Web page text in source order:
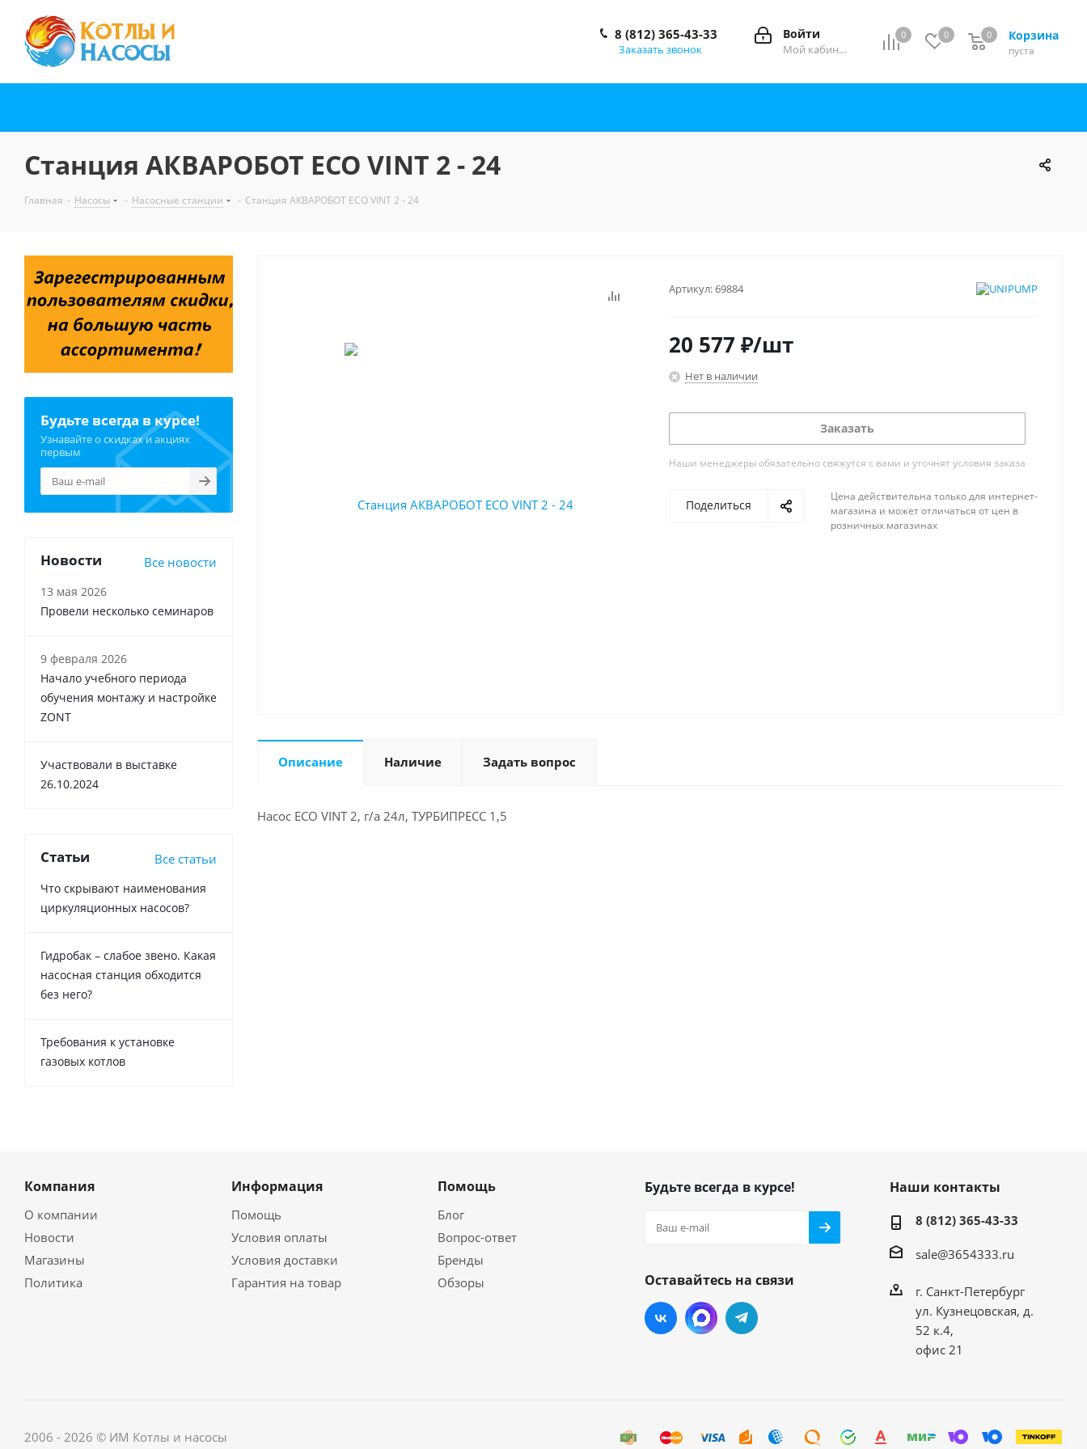
0 0 Корзина
0
пуста
0
Войти
Мой кабинет
8 (812) 365-43-33
Заказать звонок
Станция АКВАРОБОТ ECO VINT 2 - 24
Главная - Насосы - Насосные станции - Станция АКВАРОБОТ ECO VINT 2 - 24
Артикул:69884
20 577 ₽/шт
Нет в наличии
Заказать
Наши менеджеры обязательно свяжутся с вами и уточнят условия заказа
Поделиться
Цена действительна только для интернет-
магазина и может отличаться от цен в
розничных магазинах
Описание Наличие Задать вопрос
Насос ECO VINT 2, г/а 24л, ТУРБИПРЕСС 1,5
Будьте всегда в курсе!
Узнавайте о скидках и акциях
первым
Новости Все новости
13 мая 2026
Провели несколько семинаров
9 февраля 2026
Начало учебного периода
обучения монтажу и настройке
ZONT
Участвовали в выставке
26.10.2024
Статьи Все статьи
Что скрывают наименования
циркуляционных насосов?
Гидробак – слабое звено. Какая
насосная станция обходится
без него?
Требования к установке
газовых котлов
Компания
О компании
Новости
Магазины
Политика
Информация
Помощь
Условия оплаты
Условия доставки
Гарантия на товар
Помощь
Блог
Вопрос-ответ
Бренды
Обзоры
Будьте всегда в курсе!
Оставайтесь на связи
Наши контакты
8 (812) 365-43-33
sale@3654333.ru
г. Санкт-Петербург
ул. Кузнецовская, д.
52 к.4,
офис 21
2006 - 2026 © ИМ Котлы и насосы